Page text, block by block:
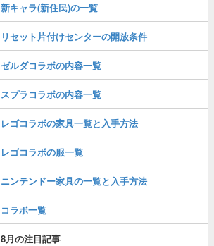
新キャラ(新住民)の一覧
リセット片付けセンターの開放条件
ゼルダコラボの内容一覧
スプラコラボの内容一覧
レゴコラボの家具一覧と入手方法
レゴコラボの服一覧
ニンテンドー家具の一覧と入手方法
コラボ一覧
8月の注目記事